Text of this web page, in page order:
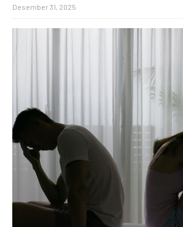
Desember 31, 2025